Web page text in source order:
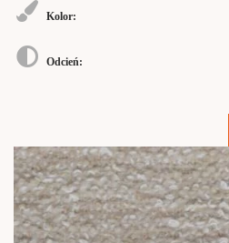
Kolor:
Odcień: